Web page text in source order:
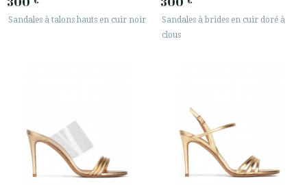
Sandales à talons hauts en cuir noir
Sandales à brides en cuir doré à
clous